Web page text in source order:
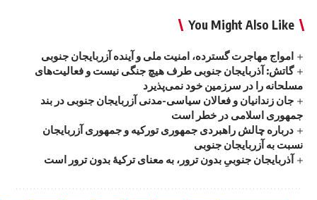
You Might Also Like
امواج‌ مهاجرت گسترده، امنیت ملی و آینده آزربایجان جنوبی
گاتش: آذربایجان جنوبی طرف هیچ جنگی نیست و فعالیت‌های
مسلحانه را در سرزمین خود نمی‌پذیرد
جان زندانیان و فعالان سیاسی-مدنی آزربایجان جنوبی در بند
جمهوری اسلامی در خطر است
درباره چالش راهبردی جمهوری تورکیه و جمهوری آزربایجان
نسبت به آزربایجان جنوبی
آذربایجان جنوبیِ بدون ترور، به معنای ترکیهٔ بدون ترور است